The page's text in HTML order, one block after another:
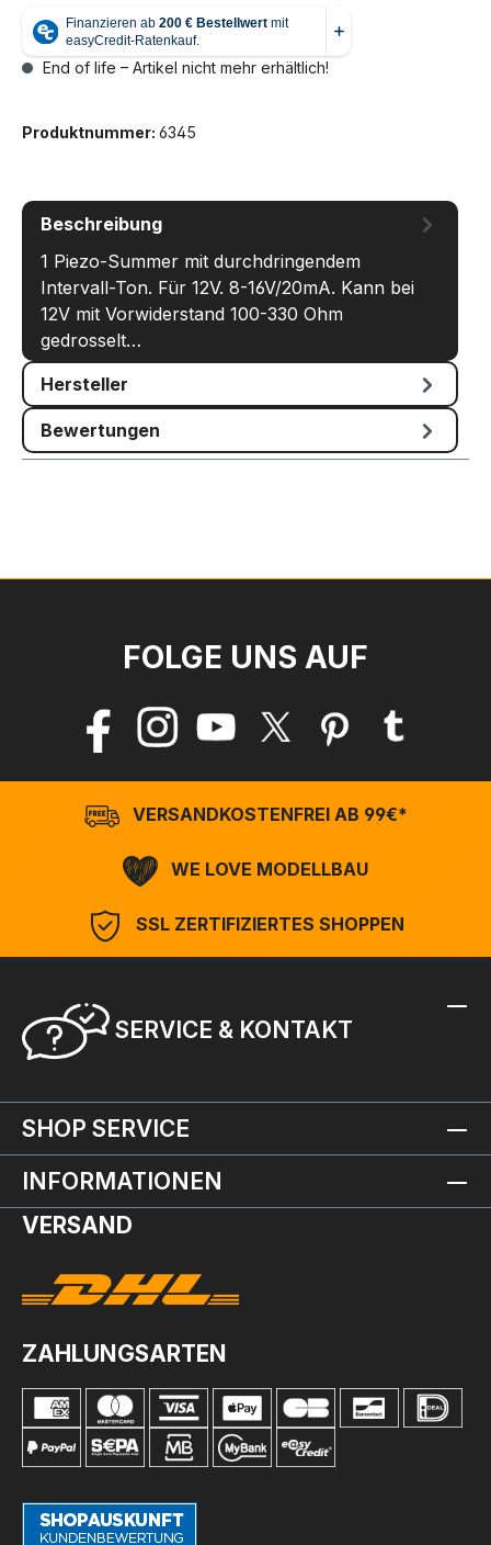
End of life – Artikel nicht mehr erhältlich!
Produktnummer: 6345
Beschreibung
1 Piezo-Summer mit durchdringendem
Intervall-Ton. Für 12V. 8-16V/20mA. Kann bei
12V mit Vorwiderstand 100-330 Ohm
gedrosselt…
Hersteller
Bewertungen
FOLGE UNS AUF
VERSANDKOSTENFREI AB 99€*
WE LOVE MODELLBAU
SSL ZERTIFIZIERTES SHOPPEN
SERVICE & KONTAKT
SHOP SERVICE
INFORMATIONEN
VERSAND
ZAHLUNGSARTEN